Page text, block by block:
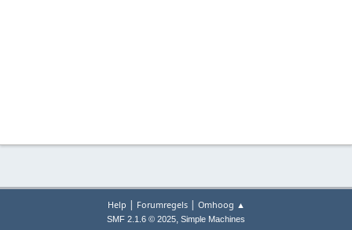
Help | Forumregels| Omhoog ▲
SMF 2.1.6 © 2025, Simple Machines